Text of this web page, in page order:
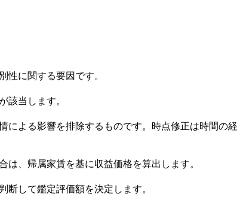
性に関する要因です。
該当します。
よる影響を排除するものです。時点修正は時間の
、帰属家賃を基に収益価格を算出します。
して鑑定評価額を決定します。